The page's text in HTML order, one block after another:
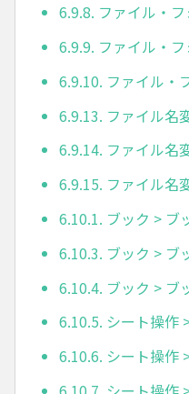
6.9.8. ファイル・
6.9.9. ファイル・
6.9.10. ファイル・
6.9.13. ファイル名
6.9.14. ファイル名
6.9.15. ファイル名
6.10.1. ブック > ブ
6.10.3. ブック > ブ
6.10.4. ブック > ブ
6.10.5. シート操作
6.10.6. シート操作